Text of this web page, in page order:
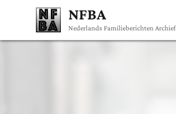
NFBA
Nederlands Familieberichten Archief